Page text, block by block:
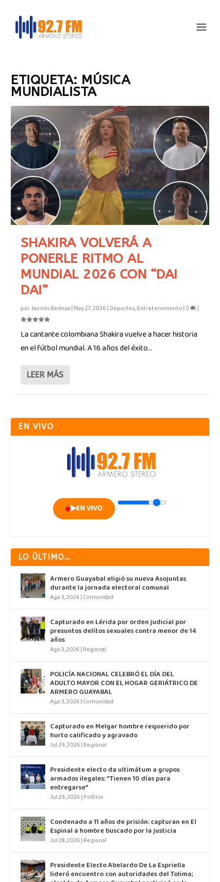
ETIQUETA: MÚSICA
MUNDIALISTA
SHAKIRA VOLVERÁ A
PONERLE RITMO AL
MUNDIAL 2026 CON “DAI
DAI”
porJazmin Bedoya | May 27, 2026 | Deportes,Entretenimiento | 0 |
La cantante colombiana Shakira vuelve a hacer historia
en el fútbol mundial. A 16 años del éxito...
LEER MÁS
EN VIVO
▶EN VIVO
LO ÚLTIMO…
Armero Guayabal eligió su nueva Asojuntas
durante la jornada electoral comunal
Ago 3, 2026 | Comunidad
Capturado en Lérida por orden judicial por
presuntos delitos sexuales contra menor de 14
años
Ago 3, 2026 | Regional
POLICÍA NACIONAL CELEBRÓ EL DÍA DEL
ADULTO MAYOR CON EL HOGAR GERIÁTRICO DE
ARMERO GUAYABAL
Ago 3, 2026 | Comunidad
Capturado en Melgar hombre requerido por
hurto calificado y agravado
Jul 29, 2026 | Regional
Presidente electo da ultimátum a grupos
armados ilegales: “Tienen 10 días para
entregarse”
Jul 29, 2026 | Política
Condenado a 11 años de prisión: capturan en El
Espinal a hombre buscado por la justicia
Jul 28, 2026 | Regional
Presidente Electo Abelardo De La Espriella
lideró encuentro con autoridades del Tolima;